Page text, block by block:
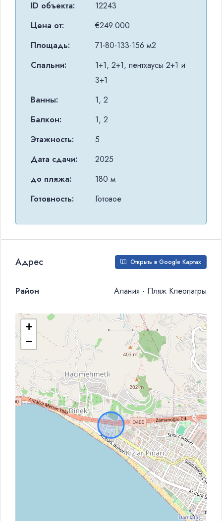
ID объекта:
12243
Цена от:
€249.000
Площадь:
71-80-133-156 м2
Спальни:
1+1, 2+1, пентхаусы 2+1 и
3+1
Ванны:
1, 2
Балкон:
1, 2
Этажность:
5
Дата сдачи:
2025
до пляжа:
180 м
Готовность:
Готовое
Адрес Открыть в Google Картах
Район Алания - Пляж Клеопатры
+
−